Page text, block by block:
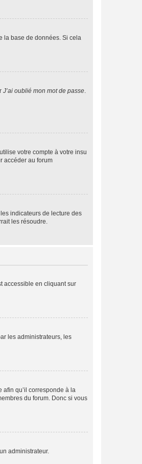
la base de données. Si cela
J’ai oublié mon mot de passe.
votre compte à votre insu
accéder au forum
indicateurs de lecture des
les résoudre.
accessible en cliquant sur
les administrateurs, les
qu’il corresponde à la
du forum. Donc si vous
administrateur.